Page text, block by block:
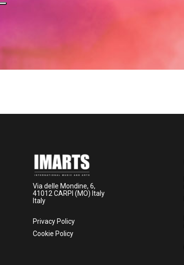
Via delle Mondine, 6,
41012 CARPI (MO) Italy
Italy
Privacy Policy
Cookie Policy